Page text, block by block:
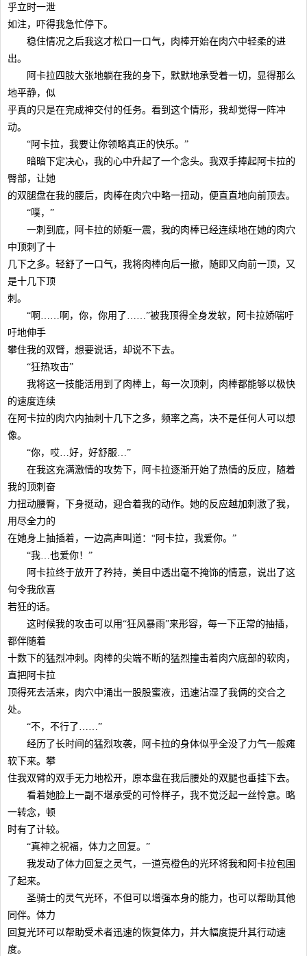
乎立时一泄
如注，吓得我急忙停下。
稳住情况之后我这才松口一口气，肉棒开始在肉穴中轻柔的进
出。
阿卡拉四肢大张地躺在我的身下，默默地承受着一切，显得那么
地平静，似
乎真的只是在完成神交付的任务。看到这个情形，我却觉得一阵冲
动。
“阿卡拉，我要让你领略真正的快乐。”
暗暗下定决心，我的心中升起了一个念头。我双手捧起阿卡拉的
臀部，让她
的双腿盘在我的腰后，肉棒在肉穴中略一扭动，便直直地向前顶去。
“噗，”
一刺到底，阿卡拉的娇躯一震，我的肉棒已经连续地在她的肉穴
中顶刺了十
几下之多。轻舒了一口气，我将肉棒向后一撤，随即又向前一顶，又
是十几下顶
刺。
“啊……啊，你，你用了……”被我顶得全身发软，阿卡拉娇喘吁
吁地伸手
攀住我的双臂，想要说话，却说不下去。
“狂热攻击”
我将这一技能活用到了肉棒上，每一次顶刺，肉棒都能够以极快
的速度连续
在阿卡拉的肉穴内抽刺十几下之多，频率之高，决不是任何人可以想
像。
“你，哎…好，好舒服…”
在我这充满激情的攻势下，阿卡拉逐渐开始了热情的反应，随着
我的顶刺奋
力扭动腰臀，下身挺动，迎合着我的动作。她的反应越加刺激了我，
用尽全力的
在她身上抽插着，一边高声叫道：“阿卡拉，我爱你。”
“我…也爱你！”
阿卡拉终于放开了矜持，美目中透出毫不掩饰的情意，说出了这
句令我欣喜
若狂的话。
这时候我的攻击可以用“狂风暴雨”来形容，每一下正常的抽插，
都伴随着
十数下的猛烈冲刺。肉棒的尖端不断的猛烈撞击着肉穴底部的软肉，
直把阿卡拉
顶得死去活来，肉穴中涌出一股股蜜液，迅速沾湿了我俩的交合之
处。
“不，不行了……”
经历了长时间的猛烈攻袭，阿卡拉的身体似乎全没了力气一般瘫
软下来。攀
住我双臂的双手无力地松开，原本盘在我后腰处的双腿也垂挂下去。
看着她脸上一副不堪承受的可怜样子，我不觉泛起一丝怜意。略
一转念，顿
时有了计较。
“真神之祝福，体力之回复。”
我发动了体力回复之灵气，一道亮橙色的光环将我和阿卡拉包围
了起来。
圣骑士的灵气光环，不但可以增强本身的能力，也可以帮助其他
同伴。体力
回复光环可以帮助受术者迅速的恢复体力，并大幅度提升其行动速
度。